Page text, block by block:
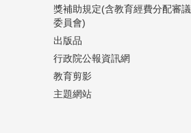
獎補助規定(含教育經費分配審議
委員會)
出版品
行政院公報資訊網
教育剪影
主題網站